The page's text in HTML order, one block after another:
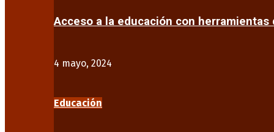
Acceso a la educación con
4 mayo, 2024
Educación